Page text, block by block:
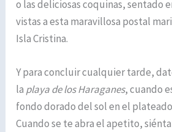
o las deliciosas coquinas, sentado
vistas a esta maravillosa postal
Isla Cristina.
Y para concluir cualquier tarde,
la playa de los Haraganes, cuando
fondo dorado del sol en el
Cuando se te abra el apetito,